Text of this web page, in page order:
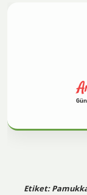
Etiket: